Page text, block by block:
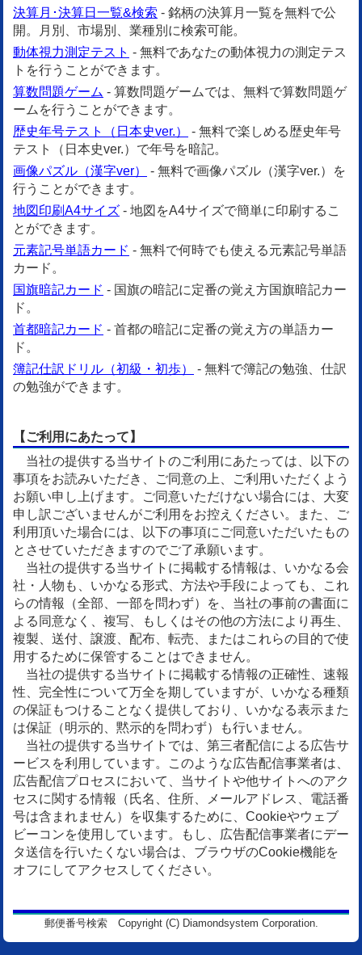
決算月･決算日一覧&検索 - 銘柄の決算月一覧を無料で公
開。月別、市場別、業種別に検索可能。
動体視力測定テスト - 無料であなたの動体視力の測定テス
トを行うことができます。
算数問題ゲーム - 算数問題ゲームでは、無料で算数問題ゲ
ームを行うことができます。
歴史年号テスト（日本史ver.）
- 無料で楽しめる歴史年号
テスト（日本史ver.）で年号を暗記。
画像パズル（漢字ver）
- 無料で画像パズル（漢字ver.）を
行うことができます。
地図印刷A4サイズ - 地図をA4サイズで簡単に印刷するこ
とができます。
元素記号単語カード - 無料で何時でも使える元素記号単語
カード。
国旗暗記カード - 国旗の暗記に定番の覚え方国旗暗記カー
ド。
首都暗記カード - 首都の暗記に定番の覚え方の単語カー
ド。
簿記仕訳ドリル（初級・初歩）
- 無料で簿記の勉強、仕訳
の勉強ができます。
【ご利用にあたって】
当社の提供する当サイトのご利用にあたっては、以下の
事項をお読みいただき、ご同意の上、ご利用いただくよう
お願い申し上げます。ご同意いただけない場合には、大変
申し訳ございませんがご利用をお控えください。また、ご
利用頂いた場合には、以下の事項にご同意いただいたもの
とさせていただきますのでご了承願います。
当社の提供する当サイトに掲載する情報は、いかなる会
社・人物も、いかなる形式、方法や手段によっても、これ
らの情報（全部、一部を問わず）を、当社の事前の書面に
よる同意なく、複写、もしくはその他の方法により再生、
複製、送付、譲渡、配布、転売、またはこれらの目的で使
用するために保管することはできません。
当社の提供する当サイトに掲載する情報の正確性、速報
性、完全性について万全を期していますが、いかなる種類
の保証もつけることなく提供しており、いかなる表示また
は保証（明示的、黙示的を問わず）も行いません。
当社の提供する当サイトでは、第三者配信による広告サ
ービスを利用しています。このような広告配信事業者は、
広告配信プロセスにおいて、当サイトや他サイトへのアク
セスに関する情報（氏名、住所、メールアドレス、電話番
号は含まれません）を収集するために、Cookieやウェブ
ビーコンを使用しています。もし、広告配信事業者にデー
タ送信を行いたくない場合は、ブラウザのCookie機能を
オフにしてアクセスしてください。
郵便番号検索 Copyright (C) Diamondsystem Corporation.